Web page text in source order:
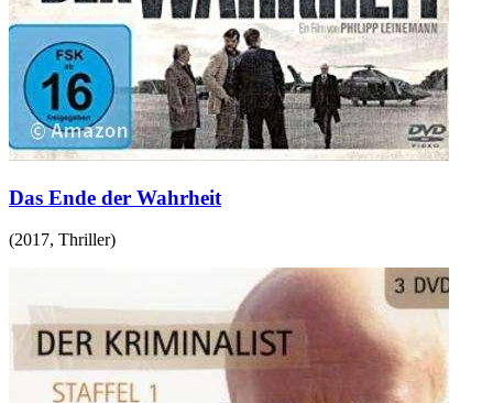
Das Ende der Wahrheit
(2017, Thriller)